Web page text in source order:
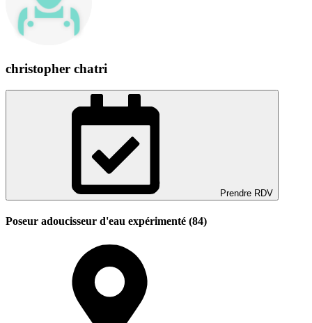
christopher chatri
Prendre RDV
Poseur adoucisseur d'eau expérimenté (84)